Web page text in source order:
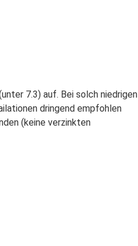
7.3) auf. Bei solch niedrigen
dringend empfohlen
(keine verzinkten